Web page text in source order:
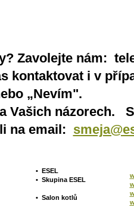
Zavolejte nám:
kontaktovat i v
„Nevím".
Vašich názorech.
na email:
• ESEL
• Skupina ESEL
• Salon kotlů